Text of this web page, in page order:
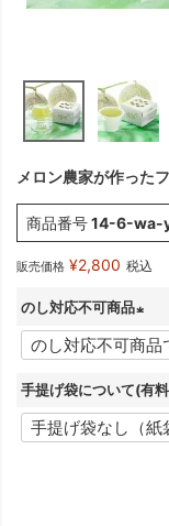
メロン農家が作った
商品番号14-6-wa-
販売価格 ¥2,800 税込
のし対応不可商品
(
須
)
手提げ袋について(有